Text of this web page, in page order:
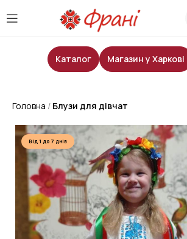
Каталог Магазин у Харкові
Головна Блузи для дівчат
Від 1 до 7 днів